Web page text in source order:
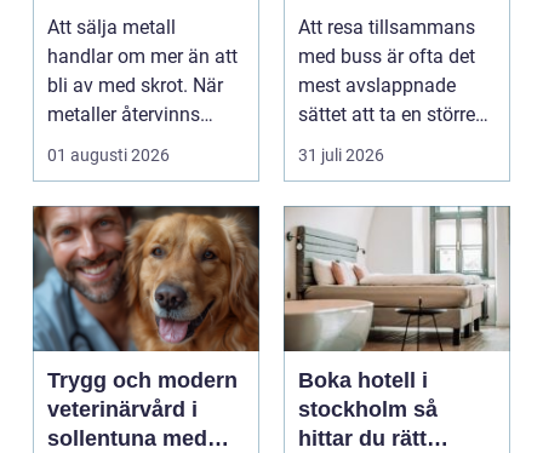
miljön
Att sälja metall
handlar om mer än att
bli av med skrot. När
metaller återvinns
sparas stora
mängder...
01 augusti 2026
trygg och smidig
gruppresa
Att resa tillsammans
med buss är ofta det
mest avslappnade
sättet att ta en större
grupp från punkt ...
31 juli 2026
Trygg och modern
veterinärvård i
sollentuna med
Boka hotell i
stockholm så
hittar du rätt